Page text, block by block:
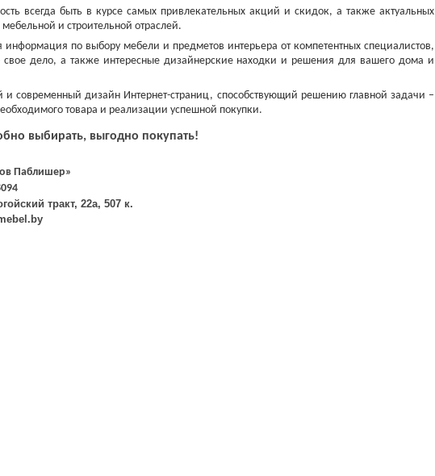
всегда быть в курсе самых привлекательных акций и скидок, а также актуальных
мебельной и строительной отраслей.
информация по выбору мебели и предметов интерьера от компетентных специалистов,
дело, а также интересные дизайнерские находки и решения для вашего дома и
и современный дизайн Интернет-страниц, способствующий решению главной задачи –
товара и реализации успешной покупки.
выбирать, выгодно покупать!
Паблишер»
тракт, 22а, 507 к.